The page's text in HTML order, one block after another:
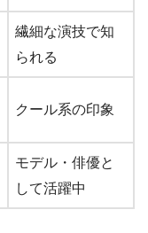
繊細な演技で知
られる
クール系の印象
モデル・俳優と
して活躍中